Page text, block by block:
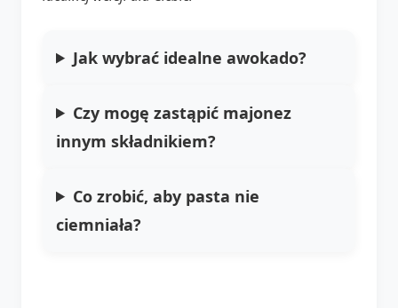
Jak wybrać idealne awokado?
Czy mogę zastąpić majonez
innym składnikiem?
Co zrobić, aby pasta nie
ciemniała?